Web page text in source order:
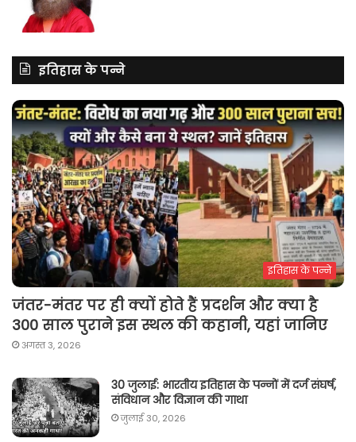
इतिहास के पन्ने
इतिहास के पन्ने
जंतर-मंतर पर ही क्यों होते हैं प्रदर्शन और क्या है
300 साल पुराने इस स्थल की कहानी, यहां जानिए
अगस्त 3, 2026
30 जुलाई: भारतीय इतिहास के पन्नों में दर्ज संघर्ष,
संविधान और विज्ञान की गाथा
जुलाई 30, 2026